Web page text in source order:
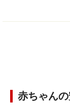
赤ちゃん